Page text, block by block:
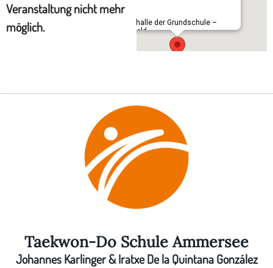
Veranstaltung nicht mehr
möglich.
Turnhalle der Grundschule –
Seefeld
Ulrich-Haid-Straße 4 - Seefeld
Taekwon-Do Schule Ammersee
Johannes Karlinger & Iratxe De la Quintana González